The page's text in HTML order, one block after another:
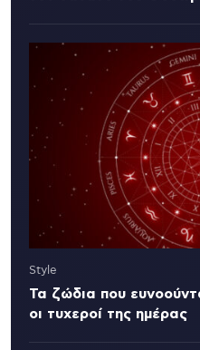
Style
Τα ζώδια που
οι τυχεροί της ημέρας